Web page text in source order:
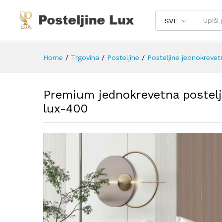
SVE
Home / Trgovina / Posteljine / Posteljine
Premium jednokrevetna
lux-400